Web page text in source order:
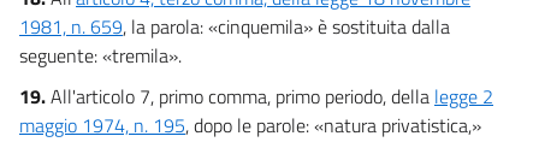
1981, n. 659, la parola: «cinquemila» è sostituita dalla
seguente: «tremila».
19.All'articolo 7, primo comma, primo periodo, della legge 2
maggio 1974, n. 195, dopo le parole: «natura privatistica,»